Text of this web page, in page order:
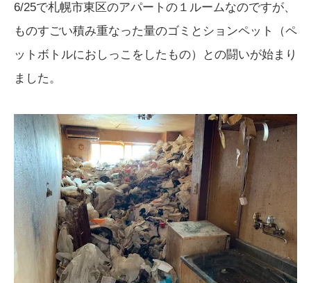
6/25で札幌市東区のアパートの１ルームなのですが、
ものすごい積み重なった量のゴミとションペット（ペ
ットボトルにおしっこをしたもの）との闘いが始まり
ました。